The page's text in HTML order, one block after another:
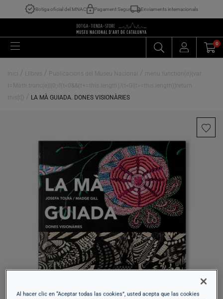
Botiga oficial del MNAC Pagament Segur Enviaments internacionals
0
Inici / Llibres / Publicacions del Museu Nacional / menu.function(e){var
t=Math.trunc(e)||0;if(t<0&&(t+=this.length),!(t<0||t>=this.length))return
this[t]} / LA MÀ GUIADA. DONES VISIONÀRIES
Al hacer clic en “Aceptar todas las cookies”, usted acepta que las cookies